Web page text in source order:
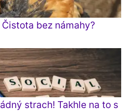
bez námahy?
strach! Takhle na to s